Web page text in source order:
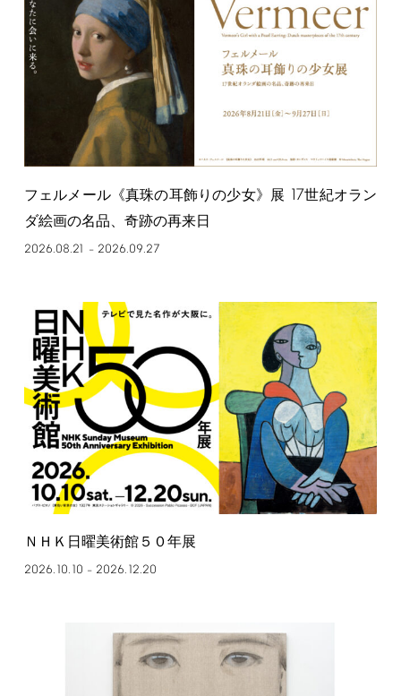
フェルメール《真珠の耳飾りの少女》展 17世紀オラン
ダ絵画の名品、奇跡の再来日
2026.08.21 – 2026.09.27
ＮＨＫ日曜美術館５０年展
2026.10.10 – 2026.12.20